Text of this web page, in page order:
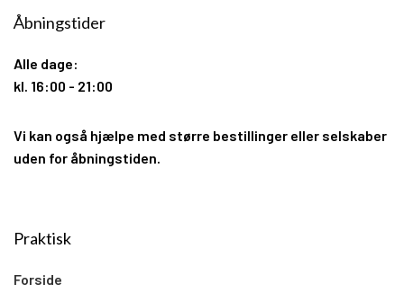
Åbningstider
Alle dage:
kl. 16:00 - 21:00
Vi kan også hjælpe med større bestillinger eller selskaber
uden for åbningstiden.
Praktisk
Forside